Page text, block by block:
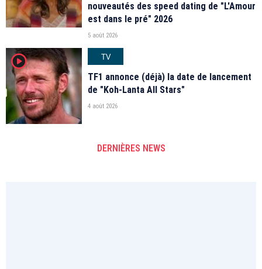
nouveautés des speed dating de "L'Amour
est dans le pré" 2026
5 août 2026
player2
TV
TF1 annonce (déjà) la date de lancement
de "Koh-Lanta All Stars"
4 août 2026
DERNIÈRES NEWS